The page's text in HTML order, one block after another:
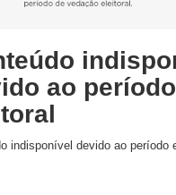
ao período
indisponível devido ao período